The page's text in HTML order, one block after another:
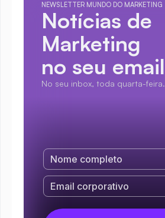
NEWSLETTER MUNDO DO MARKETING
Notícias de
Marketing
no seu email
No seu inbox, toda quarta-feira.